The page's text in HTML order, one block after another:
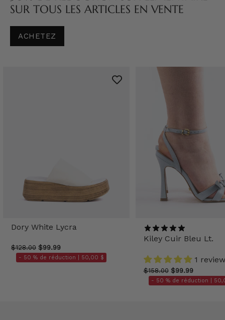
SUR TOUS LES ARTICLES EN VENTE
ACHETEZ
Dory White Lycra
$128.00 $99.99
- 50 % de réduction | 50,00 $
Kiley Cuir Bleu Lt.
1 review
$158.00 $99.99
- 50 % de réduction |